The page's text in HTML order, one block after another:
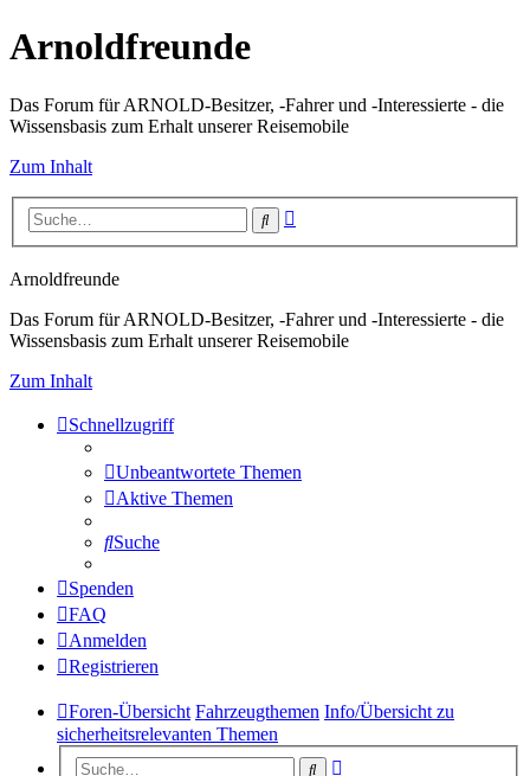
Arnoldfreunde
Das Forum für ARNOLD-Besitzer, -Fahrer und -Interessierte - die
Wissensbasis zum Erhalt unserer Reisemobile
Zum Inhalt
Suche
Arnoldfreunde
Das Forum für ARNOLD-Besitzer, -Fahrer und -Interessierte - die
Wissensbasis zum Erhalt unserer Reisemobile
Zum Inhalt
Schnellzugriff
Unbeantwortete Themen
Aktive Themen
Suche
Spenden
FAQ
Anmelden
Registrieren
Foren-Übersicht Fahrzeugthemen Info/Übersicht zu
sicherheitsrelevanten Themen
Suche